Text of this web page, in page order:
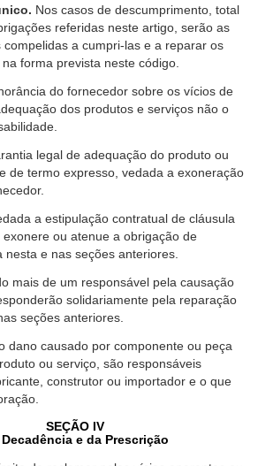
Nos casos de descumprimento, total
referidas neste artigo, serão as
compelidas a cumpri-las e a reparar os
forma prevista neste código.
do fornecedor sobre os vícios de
dos produtos e serviços não o
legal de adequação do produto ou
de termo expresso, vedada a exoneração
a estipulação contratual de cláusula
ou atenue a obrigação de
nesta e nas seções anteriores.
mais de um responsável pela causação
solidariamente pela reparação
seções anteriores.
dano causado por componente ou peça
ou serviço, são responsáveis
construtor ou importador e o que
SEÇÃO IV
Decadência e da Prescrição